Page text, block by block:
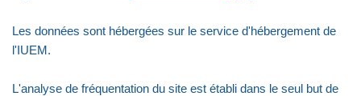
Les données sont hébergées sur le service d'hébergement de
l'IUEM.
L'analyse de fréquentation du site est établi dans le seul but de